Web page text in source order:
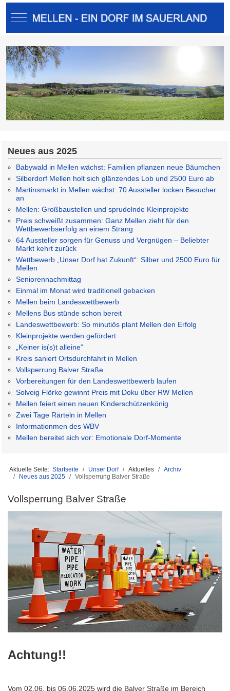
Mobile Menu Toggle
Neues aus 2025
Babywald in Mellen wächst: Familien pflanzen neue Bäumchen
Silberdorf Mellen holt sich glänzendes Lob und 2500 Euro ab
Martinsmarkt in Mellen wächst: 70 Aussteller locken Besucher
an
Mellen: Großbaustellen und sprudelnde Kleinprojekte
Preis schweißt zusammen: Ganz Mellen zieht für den
Wettbewerbserfolg an einem Strang
64 Aussteller sorgen für Genuss und Vergnügen – Beliebter
Markt kehrt zurück
Wettbewerb „Unser Dorf hat Zukunft“: Silber und 2500 Euro für
Mellen
Seniorennachmittag
Einmal im Monat wird traditionell gebacken
Mellen beim Landeswettbewerb
Mellens Bus stünde schon bereit
Landeswettbewerb: So minutiös plant Mellen den Erfolg
Kleinprojekte werden gefördert
„Keiner is(s)t alleine“
Kreis saniert Ortsdurchfahrt in Mellen
Vollsperrung Balver Straße
Vorbereitungen für den Landeswettbewerb laufen
Solveig Flörke gewinnt Preis mit Doku über RW Mellen
Mellen feiert einen neuen Kinderschützenkönig
Zwei Tage Rärteln in Mellen
Informationmen des WBV
Mellen bereitet sich vor: Emotionale Dorf-Momente
Aktuelle Seite: Startseite Unser Dorf Aktuelles
Archiv
Neues aus 2025
Vollsperrung Balver Straße
Vollsperrung Balver Straße
Achtung!!
Vom 02.06. bis 06.06.2025 wird die Balver Straße im Bereich